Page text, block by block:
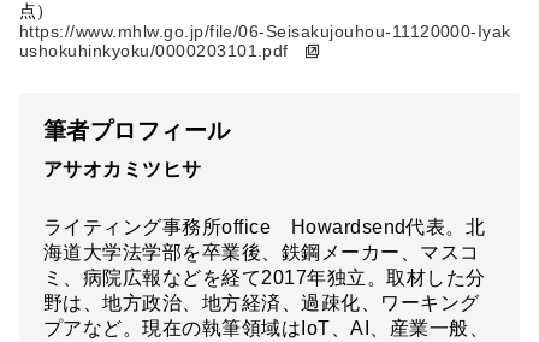
点）
https://www.mhlw.go.jp/file/06-Seisakujouhou-11120000-Iyak
ushokuhinkyoku/0000203101.pdf
筆者プロフィール
アサオカミツヒサ
ライティング事務所office Howardsend代表。北
海道大学法学部を卒業後、鉄鋼メーカー、マスコ
ミ、病院広報などを経て2017年独立。取材した分
野は、地方政治、地方経済、過疎化、ワーキング
プアなど。現在の執筆領域はIoT、AI、産業一般、